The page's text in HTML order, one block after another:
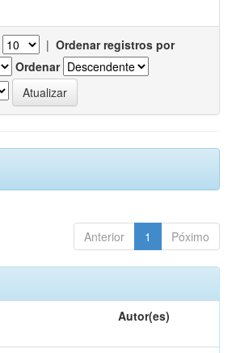
| Ordenar registros por
Ordenar
Anterior 1 Póximo
Autor(es)